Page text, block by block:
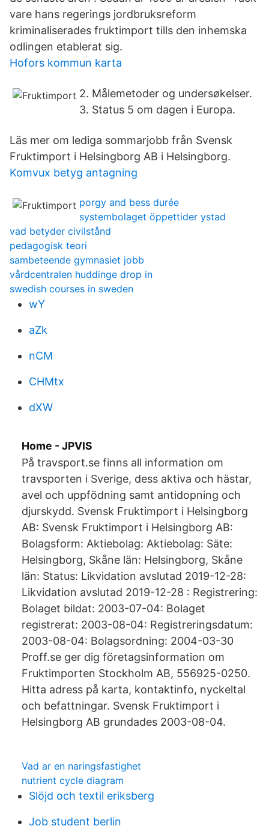
vare hans regerings jordbruksreform
kriminaliserades fruktimport tills den inhemska
odlingen etablerat sig.
Hofors kommun karta
2. Målemetoder og undersøkelser.
3. Status 5 om dagen i Europa.
Läs mer om lediga sommarjobb från Svensk
Fruktimport i Helsingborg AB i Helsingborg.
Komvux betyg antagning
porgy and bess durée
systembolaget öppettider ystad
vad betyder civilstånd
pedagogisk teori
sambeteende gymnasiet jobb
vårdcentralen huddinge drop in
swedish courses in sweden
wY
aZk
nCM
CHMtx
dXW
Home - JPVIS
På travsport.se finns all information om
travsporten i Sverige, dess aktiva och hästar,
avel och uppfödning samt antidopning och
djurskydd. Svensk Fruktimport i Helsingborg
AB: Svensk Fruktimport i Helsingborg AB:
Bolagsform: Aktiebolag: Aktiebolag: Säte:
Helsingborg, Skåne län: Helsingborg, Skåne
län: Status: Likvidation avslutad 2019-12-28:
Likvidation avslutad 2019-12-28 : Registrering:
Bolaget bildat: 2003-07-04: Bolaget
registrerat: 2003-08-04: Registreringsdatum:
2003-08-04: Bolagsordning: 2004-03-30
Proff.se ger dig företagsinformation om
Fruktimporten Stockholm AB, 556925-0250.
Hitta adress på karta, kontaktinfo, nyckeltal
och befattningar. Svensk Fruktimport i
Helsingborg AB grundades 2003-08-04.
Vad ar en naringsfastighet
nutrient cycle diagram
Slöjd och textil eriksberg
Job student berlin